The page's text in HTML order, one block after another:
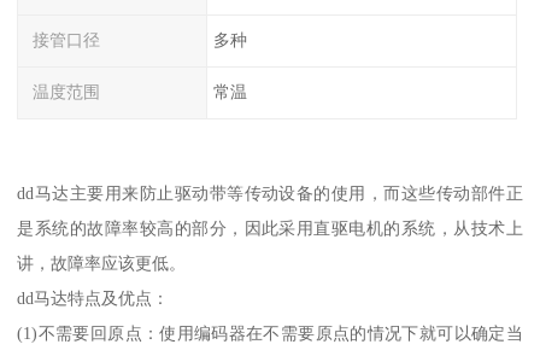
接管口径 多种
温度范围 常温
dd马达主要用来防止驱动带等传动设备的使用，而这些传动部件正
是系统的故障率较高的部分，因此采用直驱电机的系统，从技术上
讲，故障率应该更低。
dd马达特点及优点：
(1)不需要回原点：使用编码器在不需要原点的情况下就可以确定当